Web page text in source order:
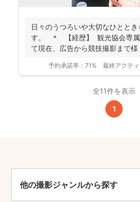
日々のうつろいや大切なひととき
す。 ＊ 【経歴】 観光協会専属
て現在、広告から競技撮影まで様
予約承諾率： 71% 最終アクティ
全11件を表示
1
他の撮影ジャンルから探す